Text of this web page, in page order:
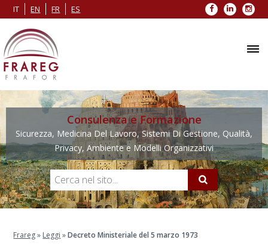
IT EN FR ES Facebook
LinkedIn
Consulenza e Formazione
Sicurezza, Medicina Del Lavoro, Sistemi Di Gestione, Qualità,
Privacy, Ambiente e Modelli Organizzativi
Frareg» Leggi »Decreto Ministeriale del 5 marzo 1973